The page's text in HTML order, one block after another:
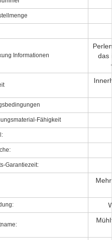
Informationen
das
Fähigkeit
Garantiezeit: